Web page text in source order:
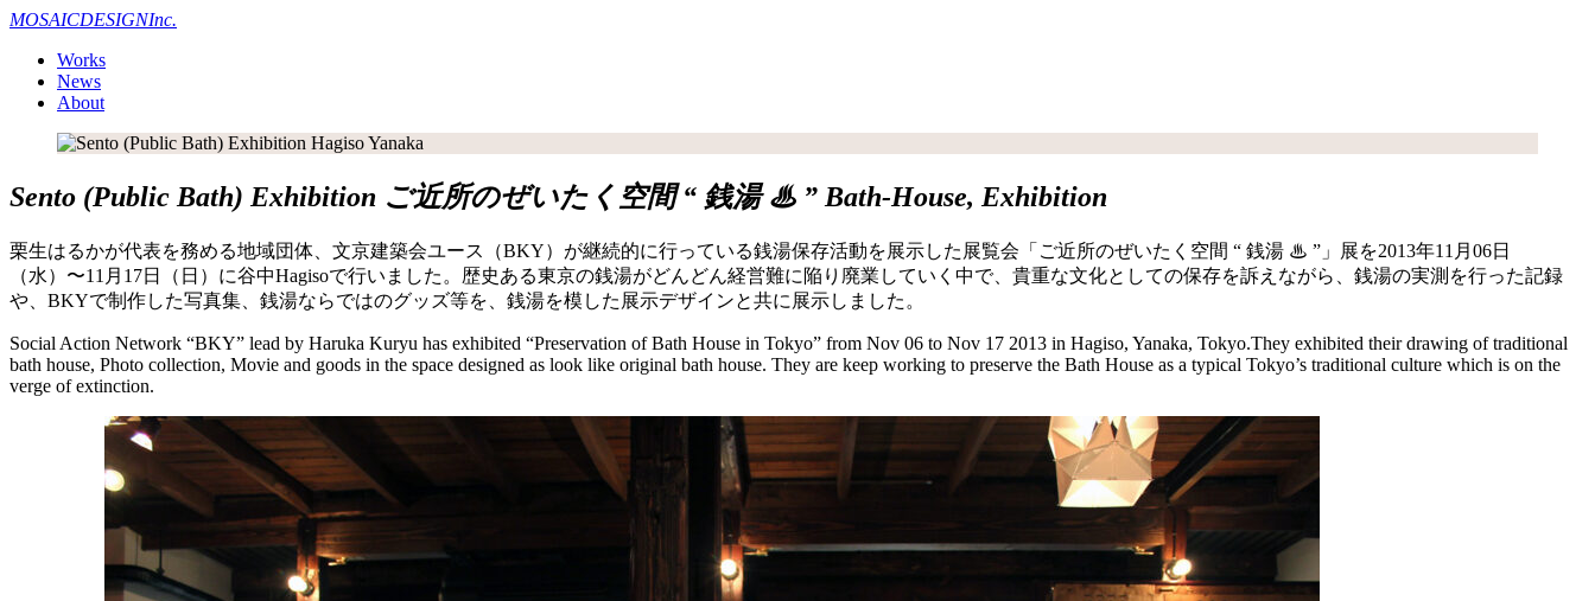
MOSAICDESIGNInc.
Works
News
About
Sento (Public Bath) Exhibition ご近所のぜいたく空間 “ 銭湯 ♨ ” Bath-House, Exhibition
栗生はるかが代表を務める地域団体、文京建築会ユース（BKY）が継続的に行っている銭湯保存活動を展示した展覧会「ご近所のぜいたく空間 “ 銭湯 ♨ ”」展を2013年11月06日
（水）〜11月17日（日）に谷中Hagisoで行いました。歴史ある東京の銭湯がどんどん経営難に陥り廃業していく中で、貴重な文化としての保存を訴えながら、銭湯の実測を行った記録
や、BKYで制作した写真集、銭湯ならではのグッズ等を、銭湯を模した展示デザインと共に展示しました。
Social Action Network “BKY” lead by Haruka Kuryu has exhibited “Preservation of Bath House in Tokyo” from Nov 06 to Nov 17 2013 in Hagiso, Yanaka, Tokyo.They exhibited their drawing of traditional
bath house, Photo collection, Movie and goods in the space designed as look like original bath house. They are keep working to preserve the Bath House as a typical Tokyo’s traditional culture which is on the
verge of extinction.